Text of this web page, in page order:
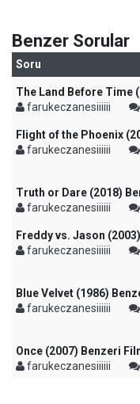
Benzer Sorular
Soru
The Land Before Time
farukeczanesiiiiii
Flight of the Phoenix
farukeczanesiiiiii
Truth or Dare (2018)
farukeczanesiiiiii
Freddy vs. Jason
farukeczanesiiiiii
Blue Velvet (1986)
farukeczanesiiiiii
Once (2007) Benzeri
farukeczanesiiiiii